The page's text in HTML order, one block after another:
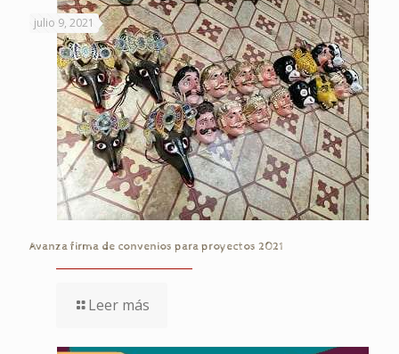
julio 9, 2021
Avanza firma de convenios para proyectos 2021
Leer más